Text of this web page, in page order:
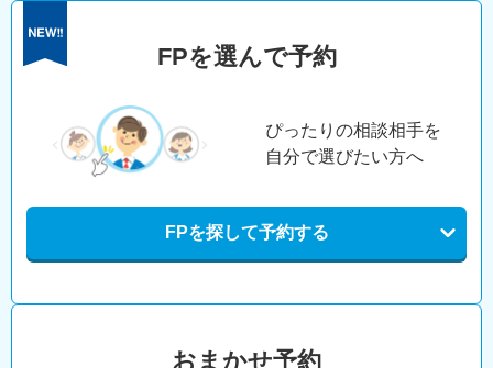
FPを選んで予約
ぴったりの相談相手を
自分で選びたい方へ
FPを探して予約する
おまかせ予約